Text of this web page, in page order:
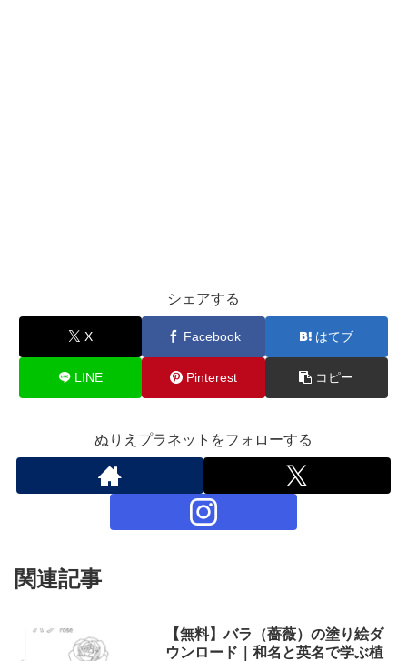
シェアする
X Facebook はてブ
LINE Pinterest コピー
ぬりえプラネットをフォローする
関連記事
【無料】バラ（薔薇）の塗り絵ダ
ウンロード｜和名と英名で学ぶ植